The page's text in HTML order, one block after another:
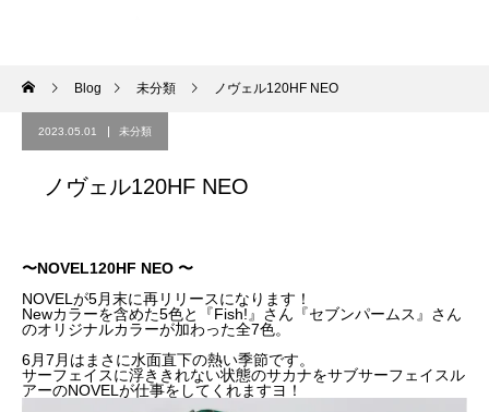
Blog 未分類 ノヴェル120HF NEO
2023.05.01 未分類
ノヴェル120HF NEO
〜NOVEL120HF NEO 〜
NOVELが5月末に再リリースになります！
Newカラーを含めた5色と『Fish!』さん『セブンパームス』さん
のオリジナルカラーが加わった全7色。
6月7月はまさに水面直下の熱い季節です。
サーフェイスに浮ききれない状態のサカナをサブサーフェイスル
アーのNOVELが仕事をしてくれますヨ！